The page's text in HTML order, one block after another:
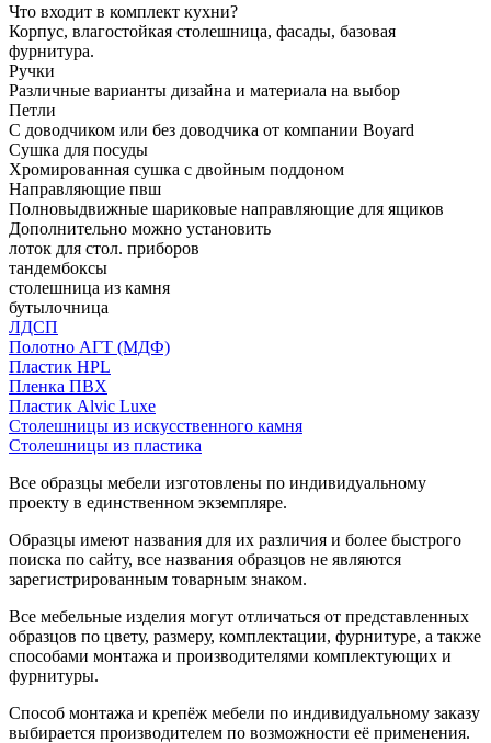
Что входит в комплект кухни?
Корпус, влагостойкая столешница, фасады, базовая
фурнитура.
Ручки
Различные варианты дизайна и материала на выбор
Петли
С доводчиком или без доводчика от компании Boyard
Сушка для посуды
Хромированная сушка с двойным поддоном
Направляющие пвш
Полновыдвижные шариковые направляющие для ящиков
Дополнительно можно установить
лоток для стол. приборов
тандембоксы
столешница из камня
бутылочница
ЛДСП
Полотно АГТ (МДФ)
Пластик HPL
Пленка ПВХ
Пластик Alvic Luxe
Столешницы из искусственного камня
Столешницы из пластика
Все образцы мебели изготовлены по индивидуальному
проекту в единственном экземпляре.
Образцы имеют названия для их различия и более быстрого
поиска по сайту, все названия образцов не являются
зарегистрированным товарным знаком.
Все мебельные изделия могут отличаться от представленных
образцов по цвету, размеру, комплектации, фурнитуре, а также
способами монтажа и производителями комплектующих и
фурнитуры.
Способ монтажа и крепёж мебели по индивидуальному заказу
выбирается производителем по возможности её применения.